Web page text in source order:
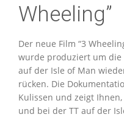
Wheeling”
Der neue Film “3
wurde produziert um die
auf der Isle of Man
rücken. Die
Kulissen und zeigt
und bei der TT auf der